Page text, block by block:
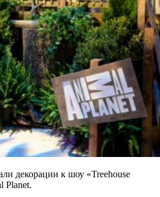
декорации к шоу «Treehouse
Planet.